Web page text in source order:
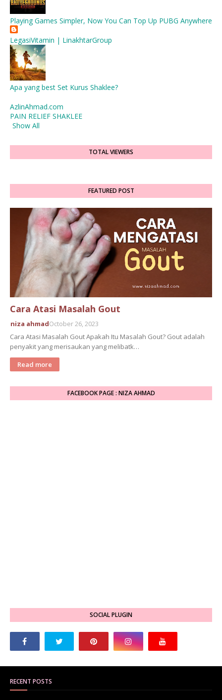
Playing Games Simpler, Now You Can Top Up PUBG Anywhere
LegasiVitamin | LinakhtarGroup
Apa yang best Set Kurus Shaklee?
AzlinAhmad.com
PAIN RELIEF SHAKLEE
Show All
TOTAL VIEWERS
FEATURED POST
Cara Atasi Masalah Gout
niza ahmadOctober 26, 2023
Cara Atasi Masalah Gout Apakah Itu Masalah Gout? Gout adalah
penyakit yang merisaukan yang melibatk…
Read more
FACEBOOK PAGE : NIZA AHMAD
SOCIAL PLUGIN
RECENT POSTS